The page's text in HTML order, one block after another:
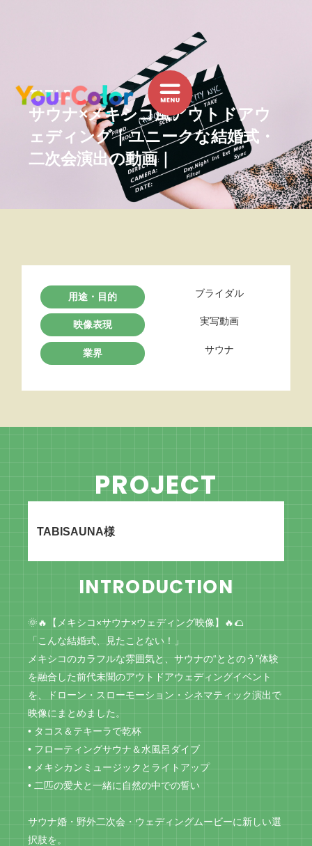
TITLE
サウナ×メキシコ風アウトドアウ
ェディング｜ユニークな結婚式・
二次会演出の動画｜
用途・目的 ブライダル
映像表現 実写動画
業界 サウナ
PROJECT
TABISAUNA様
INTRODUCTION
🌞🔥【メキシコ×サウナ×ウェディング映像】🔥🌮
「こんな結婚式、見たことない！」
メキシコのカラフルな雰囲気と、サウナの“ととのう”体験
を融合した前代未聞のアウトドアウェディングイベント
を、ドローン・スローモーション・シネマティック演出で
映像にまとめました。
• タコス＆テキーラで乾杯
• フローティングサウナ＆水風呂ダイブ
• メキシカンミュージックとライトアップ
• 二匹の愛犬と一緒に自然の中での誓い
サウナ婚・野外二次会・ウェディングムービーに新しい選
択肢を。